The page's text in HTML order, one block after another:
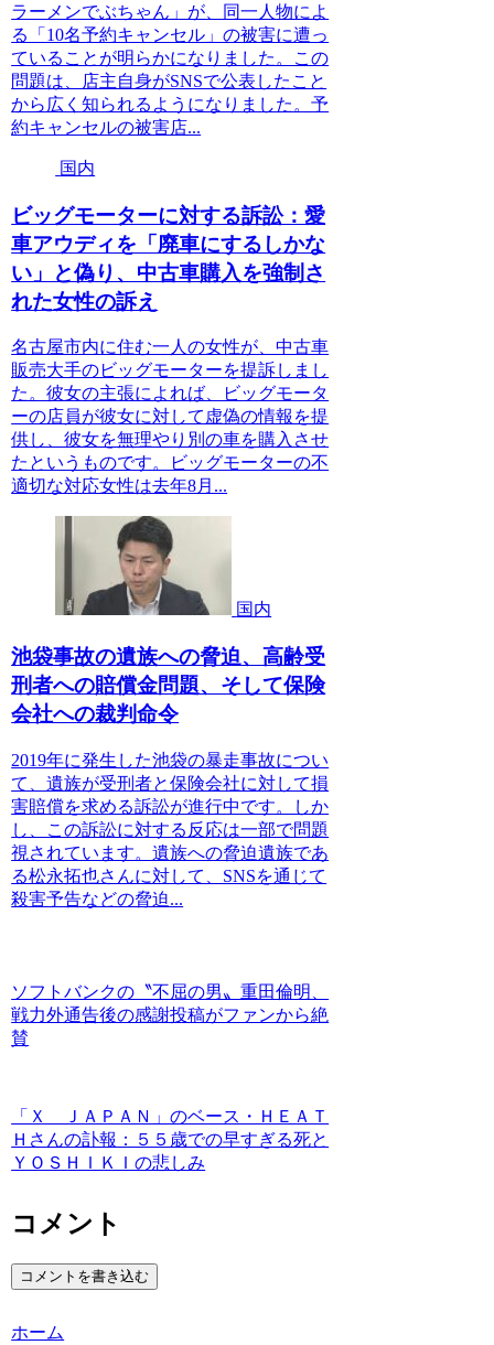
ラーメンでぶちゃん」が、同一人物によ
る「10名予約キャンセル」の被害に遭っ
ていることが明らかになりました。この
問題は、店主自身がSNSで公表したこと
から広く知られるようになりました。予
約キャンセルの被害店...
国内
ビッグモーターに対する訴訟：愛
車アウディを「廃車にするしかな
い」と偽り、中古車購入を強制さ
れた女性の訴え
名古屋市内に住む一人の女性が、中古車
販売大手のビッグモーターを提訴しまし
た。彼女の主張によれば、ビッグモータ
ーの店員が彼女に対して虚偽の情報を提
供し、彼女を無理やり別の車を購入させ
たというものです。ビッグモーターの不
適切な対応女性は去年8月...
国内
池袋事故の遺族への脅迫、高齢受
刑者への賠償金問題、そして保険
会社への裁判命令
2019年に発生した池袋の暴走事故につい
て、遺族が受刑者と保険会社に対して損
害賠償を求める訴訟が進行中です。しか
し、この訴訟に対する反応は一部で問題
視されています。遺族への脅迫遺族であ
る松永拓也さんに対して、SNSを通じて
殺害予告などの脅迫...
ソフトバンクの〝不屈の男〟重田倫明、
戦力外通告後の感謝投稿がファンから絶
賛
「Ｘ ＪＡＰＡＮ」のベース・ＨＥＡＴ
Ｈさんの訃報：５５歳での早すぎる死と
ＹＯＳＨＩＫＩの悲しみ
コメント
コメントを書き込む
ホーム